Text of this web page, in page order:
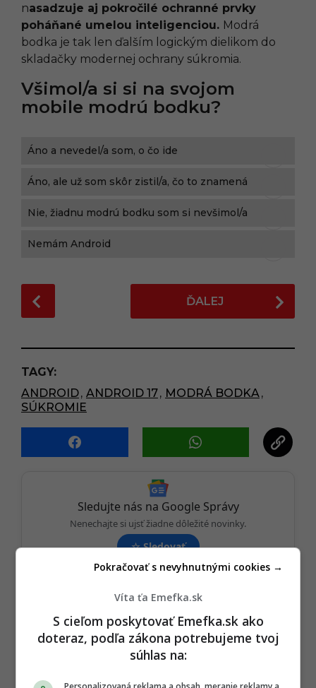
nasadzuje aj pokročilé ochranné prvky
poháňané umelou inteligenciou. Modrá
bodka je tak len ďalším logickým dielikom do
skladačky modernej ochrany súkromia.
Všimol/a si si na svojom
mobile modrú bodku?
Áno a nevedel/a som, o čo ide
Áno, ale už som skôr zistil/a, čo to znamená
Nie, žiadnu modrú bodku som si nevšimol/a
Nemám Android
o
t
P
a
g
i
a
ĎALEJ
TAGY:
ANDROID, ANDROID 17, MODRÁ BODKA,
SÚKROMIE
Sledujte nás na Google Správy
Nenechajte si ujsť žiadne dôležité novinky.
☆Sledovať
Po otvorení kliknite na hviezdičku★ Sledovať
REKLAMA
Víta ťa Emefka.sk
S cieľom poskytovať Emefka.sk ako
doteraz, podľa zákona potrebujeme tvoj
súhlas na:
Pokračovať s nevyhnutnými cookies →